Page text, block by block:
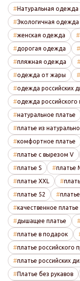
Натуральная одежда
Экологичная одежда
женская одежда
дорогая одежда
пляжная одежда
одежда от жары
одежда российских
одежда российского
натуральное платье
платье из
комфортное платье
платье с вырезом V
платье S платье
платье XXL
платье 52
качественное платье
дышащее платье
платье в подарок
платье российского
платье российских
Платье без рукавов